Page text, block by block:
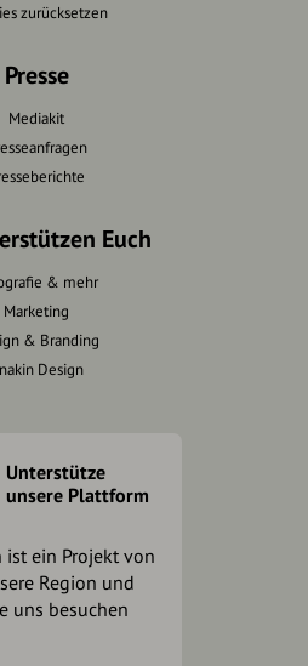
zurücksetzen
Presse
Mediakit
Euch
& mehr
Marketing
& Branding
Design
Unterstütze
unsere Plattform
ist ein Projekt von
Region und
uns besuchen